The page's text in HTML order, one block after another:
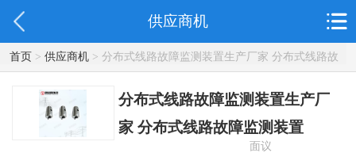
供应商机
首页> 供应商机> 分布式线路故障监测装置生产厂家 分布式线路故
障监测装置
分布式线路故障监测装置生产厂
家 分布式线路故障监测装置
面议